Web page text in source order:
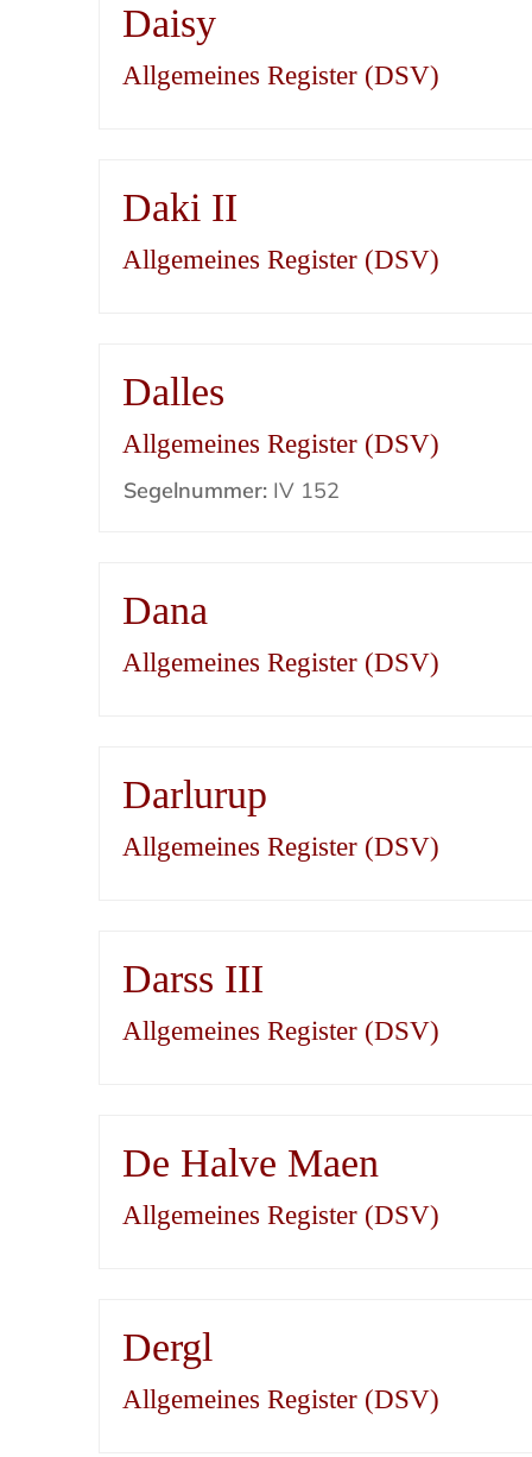
Daisy
Allgemeines Register (DSV)
Daki II
Allgemeines Register (DSV)
Dalles
Allgemeines Register (DSV)
Segelnummer: IV 152
Dana
Allgemeines Register (DSV)
Darlurup
Allgemeines Register (DSV)
Darss III
Allgemeines Register (DSV)
De Halve Maen
Allgemeines Register (DSV)
Dergl
Allgemeines Register (DSV)